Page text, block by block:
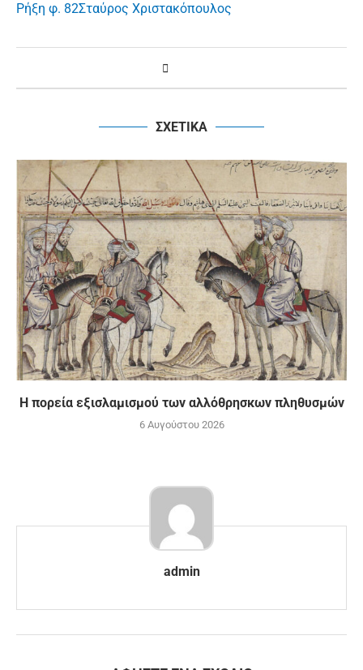
Ρήξη φ. 82Σταύρος Χριστακόπουλος
ΣΧΕΤΙΚΑ
Η πορεία εξισλαμισμού των αλλόθρησκων πληθυσμών
6 Αυγούστου 2026
admin